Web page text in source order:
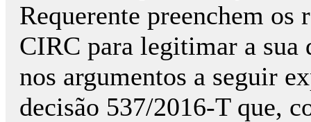
Requerente preenchem
CIRC para legitimar a
nos argumentos a seguir
decisão 537/2016-T que,